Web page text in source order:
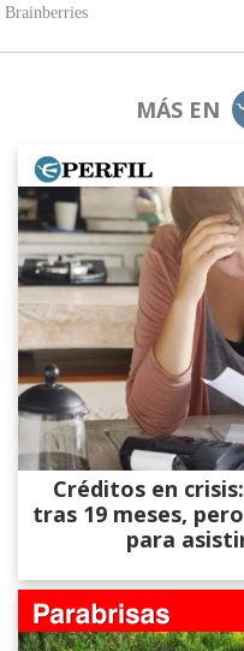
MÁS EN
Créditos en
tras 19 meses,
para